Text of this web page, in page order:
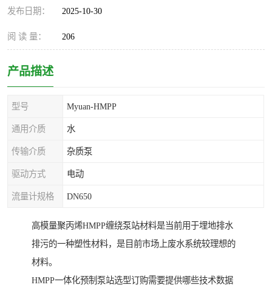
发布日期： 2025-10-30
阅 读 量： 206
产品描述
型号 Myuan-HMPP
通用介质 水
传输介质 杂质泵
驱动方式 电动
流量计规格 DN650
高模量聚丙烯HMPP缠绕泵站材料是当前用于埋地排水
排污的一种塑性材料，是目前市场上废水系统较理想的
材料。
HMPP一体化预制泵站选型订购需要提供哪些技术数据